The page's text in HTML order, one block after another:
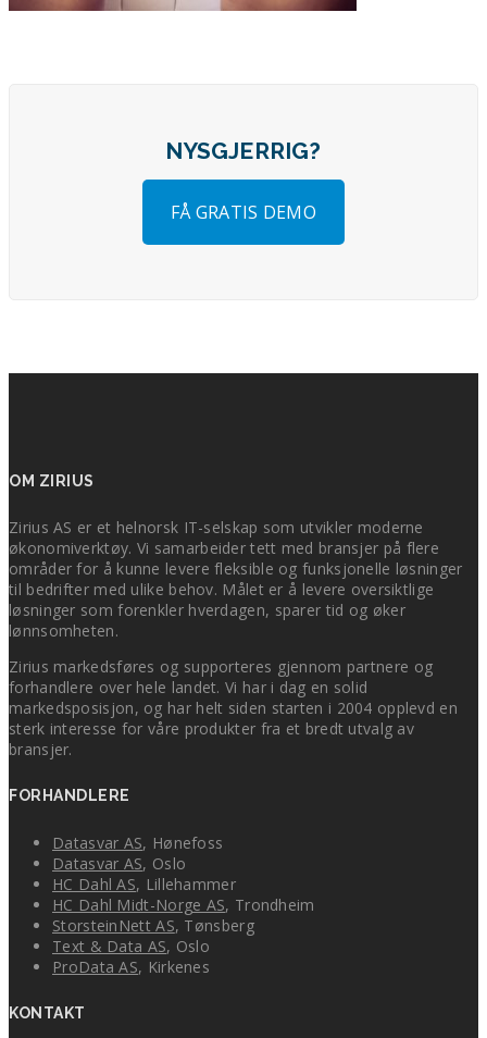
NYSGJERRIG?
FÅ GRATIS DEMO
OM ZIRIUS
Zirius AS er et helnorsk IT-selskap som utvikler moderne
økonomiverktøy. Vi samarbeider tett med bransjer på flere
områder for å kunne levere fleksible og funksjonelle løsninger
til bedrifter med ulike behov. Målet er å levere oversiktlige
løsninger som forenkler hverdagen, sparer tid og øker
lønnsomheten.
Zirius markedsføres og supporteres gjennom partnere og
forhandlere over hele landet. Vi har i dag en solid
markedsposisjon, og har helt siden starten i 2004 opplevd en
sterk interesse for våre produkter fra et bredt utvalg av
bransjer.
FORHANDLERE
Datasvar AS, Hønefoss
Datasvar AS, Oslo
HC Dahl AS, Lillehammer
HC Dahl Midt-Norge AS, Trondheim
StorsteinNett AS, Tønsberg
Text & Data AS, Oslo
ProData AS, Kirkenes
KONTAKT